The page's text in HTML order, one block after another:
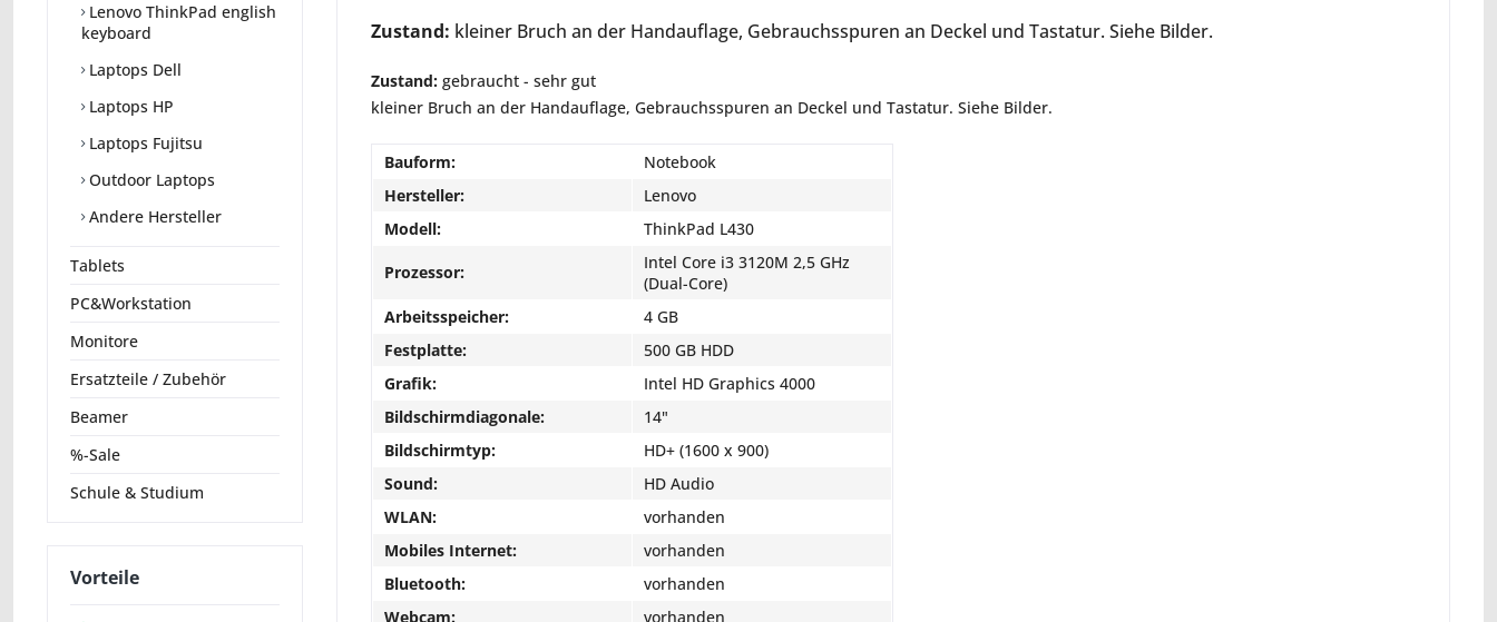
Lenovo ThinkPad english
keyboard
Laptops Dell
Laptops HP
Laptops Fujitsu
Outdoor Laptops
Andere Hersteller
Tablets
PC&Workstation
Monitore
Ersatzteile / Zubehör
Beamer
%-Sale
Schule & Studium
Vorteile
Zustand: kleiner Bruch an der Handauflage, Gebrauchsspuren an Deckel und Tastatur. Siehe Bilder.
Zustand: gebraucht - sehr gut
kleiner Bruch an der Handauflage, Gebrauchsspuren an Deckel und Tastatur. Siehe Bilder.
Bauform:
Notebook
Hersteller:
Lenovo
Modell:
ThinkPad L430
Prozessor:
Intel Core i3 3120M 2,5 GHz
(Dual-Core)
Arbeitsspeicher:
4 GB
Festplatte:
500 GB HDD
Grafik:
Intel HD Graphics 4000
Bildschirmdiagonale:
14"
Bildschirmtyp:
HD+ (1600 x 900)
Sound:
HD Audio
WLAN:
vorhanden
Mobiles Internet:
vorhanden
Bluetooth:
vorhanden
Webcam:
vorhanden